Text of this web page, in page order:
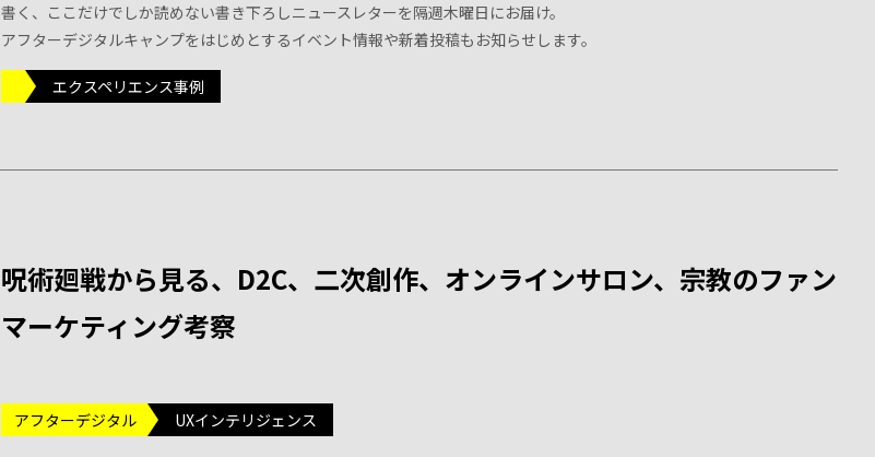
書く、ここだけでしか読めない書き下ろしニュースレターを隔週木曜日にお届け。
アフターデジタルキャンプをはじめとするイベント情報や新着投稿もお知らせします。
エクスペリエンス事例
呪術廻戦から見る、D2C、二次創作、オンラインサロン、宗教のファン
マーケティング考察
アフターデジタル UXインテリジェンス